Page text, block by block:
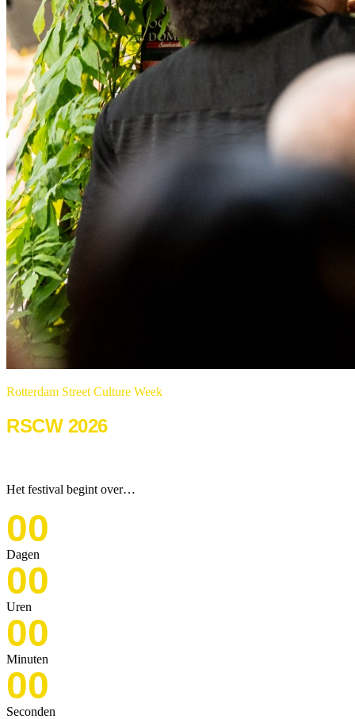
Rotterdam Street Culture Week
RSCW 2026
Het festival begint over…
00
Dagen
00
Uren
00
Minuten
00
Seconden